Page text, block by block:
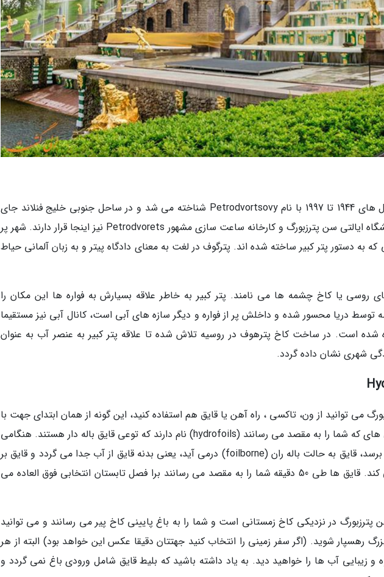
پترگوف یا پترهوف بین سال های 1944 تا 1997 با نام Petrodvortsovy شناخته می شد و در ساحل جنوبی خلیج فنلاند جای
گرفته است. یکی از دو دانشگاه ایالتی سن پترزبورگ و کارخانه ساعت سازی مشهور Petrodvorets نیز اینجا قرار دارند. شهر پر
به دستور پتر کبیر ساخته شده اند. پترگوف در لغت به معنای دادگاه پیتر و به زبان آلمانی حیاط
روسی یا کاخ چشمه ها می نامند. پتر کبیر به خاطر علاقه بسیارش به فواره ها این مکان را
توسط دریا محسور شده و داخلش پر از فواره و دیگر سازه های آبی است، کانال آبی نیز مستقیما
شده است. در ساخت کاخ پترهوف در روسیه تلاش شده تا علاقه پتر کبیر به عنصر آب به عنوان
شهری نشان داده گردد.
می توانید از ون، تاکسی ، راه آهن یا قایق هم استفاده کنید، این گونه از همان ابتدای جهت با
هیجان آغاز می گردد. قایق های که شما را به مقصد می رسانند (hydrofoils) نام دارند که توعی قایق باله دار هستند. هنگامی
که این قایق به سرعت لازم برسد، قایق به حالت باله ران (foilborne) درمی آید، یعنی بدنه قایق از آب جدا می گردد و قایق بر
روی باله هایش حرکت می کند. قایق ها طی 50 دقیقه شما را به مقصد می رسانند برا فصل تابستان انتخابی فوق العاده می
پترزبورگ در نزدیکی کاخ زمستانی است و شما را به باغ پایینی کاخ پیر می رسانند و می توانید
رهسپار شوید. (اگر سفر زمینی را انتخاب کنید جهتتان دقیقا عکس این خواهد بود) البته از هر
و زیبایی آب ها را خواهید دید. به یاد داشته باشید که بلیط قایق شامل ورودی باغ نمی گردد و